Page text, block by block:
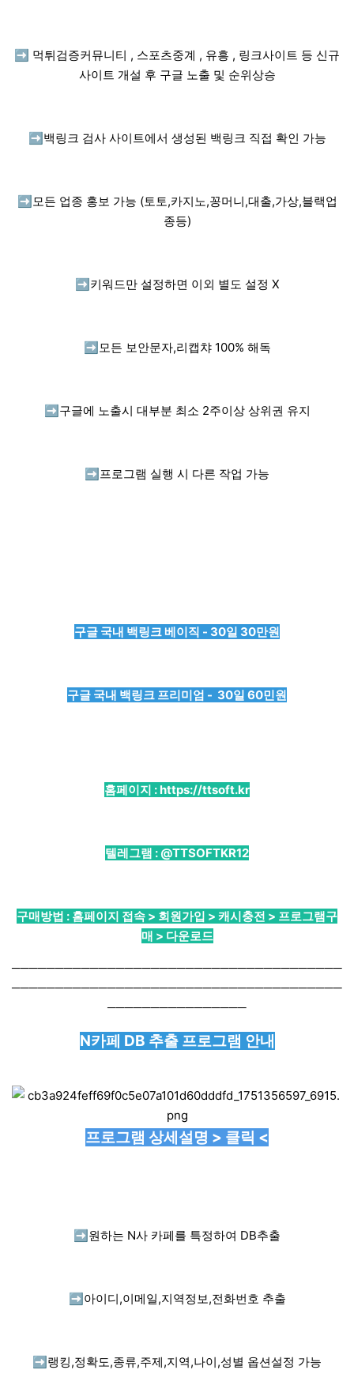
➡️ 먹튀검증커뮤니티 , 스포츠중계 , 유흥 , 링크사이트 등 신규
사이트 개설 후 구글 노출 및 순위상승
➡️ 백링크 검사 사이트에서 생성된 백링크 직접 확인 가능
➡️ 모든 업종 홍보 가능 (토토,카지노,꽁머니,대출,가상,블랙업
종등)
➡️ 키워드만 설정하면 이외 별도 설정 X
➡️ 모든 보안문자,리캡챠 100% 해독
➡️ 구글에 노출시 대부분 최소 2주이상 상위권 유지
➡️ 프로그램 실행 시 다른 작업 가능
구글 국내 백링크 베이직 - 30일 30만원
구글 국내 백링크 프리미엄 - 30일 60민원
홈페이지 :https://ttsoft.kr
텔레그램 : @TTSOFTKR12
구매방법 : 홈페이지 접속 > 회원가입 > 캐시충전 > 프로그램구
매 > 다운로드
──────────────────────────────────────
──────────────────────────────────────
────────────────
N카페 DB 추출 프로그램 안내
프로그램 상세설명 > 클릭 <
➡️ 원하는 N사 카페를 특정하여 DB추출
➡️ 아이디,이메일,지역정보,전화번호 추출
➡️ 랭킹,정확도,종류,주제,지역,나이,성별 옵션설정 가능